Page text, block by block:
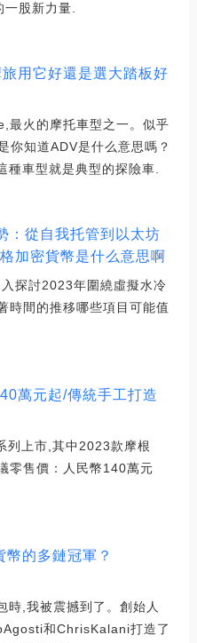
一股新力量.
用它好還是選大踏板好
火的摩托車型之一。似乎
你知道ADV是什么意思嗎？
車型就是典型的探險車.
：從自我托管到以太坊
加密貨幣是什么意思啊
探討2023年圍繞虛擬水冷
時間的推移哪些項目可能值
萬元起/傳統手工打造
列上市,其中2023款摩根
零售價：人民幣140萬元
的多鏈冠軍？
時,我被震撼到了。創始人
和ChrisKalani打造了